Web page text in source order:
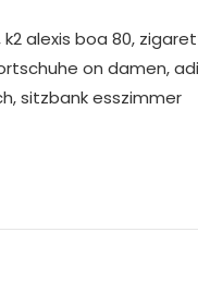
alexis boa 80,
on damen,
sitzbank esszimmer